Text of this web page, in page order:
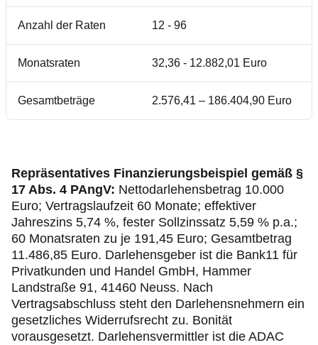
Anzahl der Raten 12 - 96
Monatsraten 32,36 - 12.882,01 Euro
Gesamtbeträge 2.576,41 – 186.404,90 Euro
Repräsentatives Finanzierungsbeispiel gemäß §
17 Abs. 4 PAngV: Nettodarlehensbetrag 10.000
Euro; Vertragslaufzeit 60 Monate; effektiver
Jahreszins 5,74 %, fester Sollzinssatz 5,59 % p.a.;
60 Monatsraten zu je 191,45 Euro; Gesamtbetrag
11.486,85 Euro. Darlehensgeber ist die Bank11 für
Privatkunden und Handel GmbH, Hammer
Landstraße 91, 41460 Neuss. Nach
Vertragsabschluss steht den Darlehensnehmern ein
gesetzliches Widerrufsrecht zu. Bonität
vorausgesetzt. Darlehensvermittler ist die ADAC